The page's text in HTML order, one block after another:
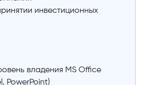
инвестиционных
владения MS Office
PowerPoint)